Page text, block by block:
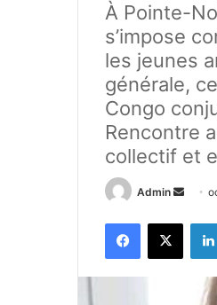
À Pointe-
s’impose
les jeunes
générale,
Congo
Rencontre
collectif et
Admin